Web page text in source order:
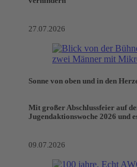
27.07.2026
Sonne von oben und in den
Mit großer Abschlussfeier auf
Jugendaktionswoche 2026 und
09.07.2026